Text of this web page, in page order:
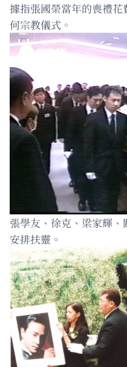
據指張國榮當年的喪禮
何宗教儀式。
張學友、徐克、梁家輝
安排扶靈。